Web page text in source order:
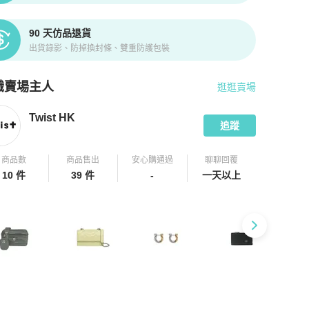
90 天仿品退貨
出貨錄影、防掉換封條、雙重防護包裝
賣場主人
拍拍圈嚴選賣家
逛逛賣場
Twist HK
追蹤
商品數
10 件
商品售出
39 件
安心購通過
-
聊聊回覆
一天以上